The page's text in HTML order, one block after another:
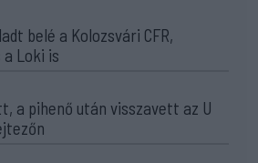
belé a Kolozsvári CFR,
Loki is
a pihenő után visszavett az U